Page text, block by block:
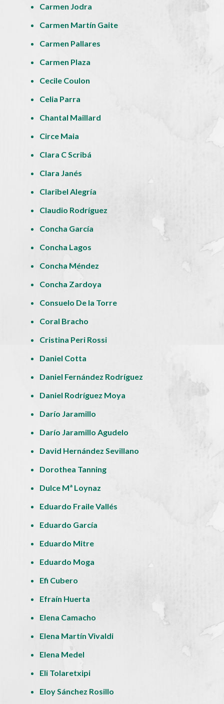
Carmen Jodra
Carmen Martín Gaite
Carmen Pallares
Carmen Plaza
Cecile Coulon
Celia Parra
Chantal Maillard
Circe Maia
Clara C Scribá
Clara Janés
Claribel Alegría
Claudio Rodríguez
Concha García
Concha Lagos
Concha Méndez
Concha Zardoya
Consuelo De la Torre
Coral Bracho
Cristina Peri Rossi
Daniel Cotta
Daniel Fernández Rodríguez
Daniel Rodríguez Moya
Darío Jaramillo
Darío Jaramillo Agudelo
David Hernández Sevillano
Dorothea Tanning
Dulce Mª Loynaz
Eduardo Fraile Vallés
Eduardo García
Eduardo Mitre
Eduardo Moga
Efi Cubero
Efraín Huerta
Elena Camacho
Elena Martín Vivaldi
Elena Medel
Eli Tolaretxipi
Eloy Sánchez Rosillo